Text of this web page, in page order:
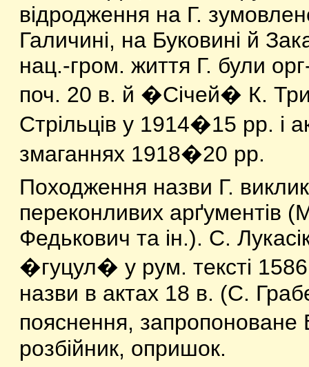
відродження на Г.
Галичині, на Буковині й
нац.-гром. життя Г. були
поч. 20 в. й �Січей� К.
Стрільців у 1914�15 рр. і
змаганнях 1918�20 рр.
Походження назви Г.
переконливих арґументів
Федькович та ін.). С.
�гуцул� у рум. тексті
назви в актах 18 в. (С.
пояснення,
розбійник, опришок.